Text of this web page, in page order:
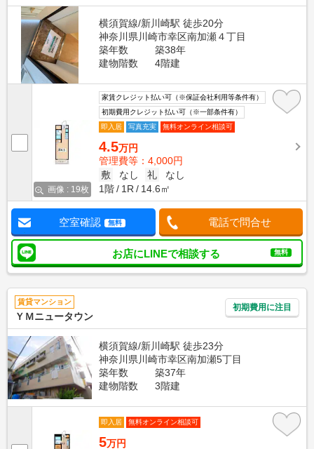
横須賀線/新川崎駅 徒歩20分
神奈川県川崎市幸区南加瀬４丁目
築年数
築38年
建物階数
4階建
画像 : 19枚
家賃クレジット払い可（※保証会社利用等条件有）
初期費用クレジット払い可（※一部条件有）
即入居
写真充実 無料オンライン相談可
4.5万円
管理費等：4,000円
敷
なし 礼
なし
1階
1R 14.6㎡
空室確認 無料 電話で問合せ
お店にLINEで相談する 無料
賃貸マンション
ＹＭニュータウン
初期費用に注目
横須賀線/新川崎駅 徒歩23分
神奈川県川崎市幸区南加瀬5丁目
築年数
築37年
建物階数
3階建
即入居 無料オンライン相談可
5万円